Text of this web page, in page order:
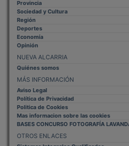
Sociedad y Cultura
Región
Deportes
Economía
Opinión
NUEVA ALCARRIA
Quiénes somos
MÁS INFORMACIÓN
Aviso Legal
Política de Privacidad
Politica de Cookies
Mas informacion sobre las cookies
BASES CONCURSO FOTOGRAFÍA LAVANDA
OTROS ENLACES
Sistemas Integrales Cualificados